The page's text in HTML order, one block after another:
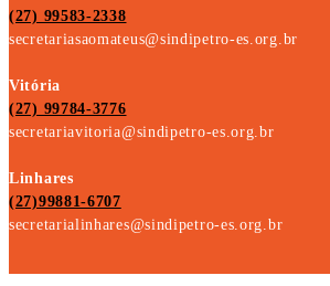
(27) 99583-2338
secretariasaomateus@sindipetro-es.org.br
Vitória
(27) 99784-3776
secretariavitoria@sindipetro-es.org.br
Linhares
(27)99881-6707
secretarialinhares@sindipetro-es.org.br